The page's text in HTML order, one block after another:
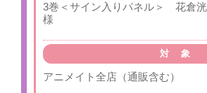
3巻＜サイン入りパネル＞ 花倉
様
対 象
アニメイト全店（通販含む）